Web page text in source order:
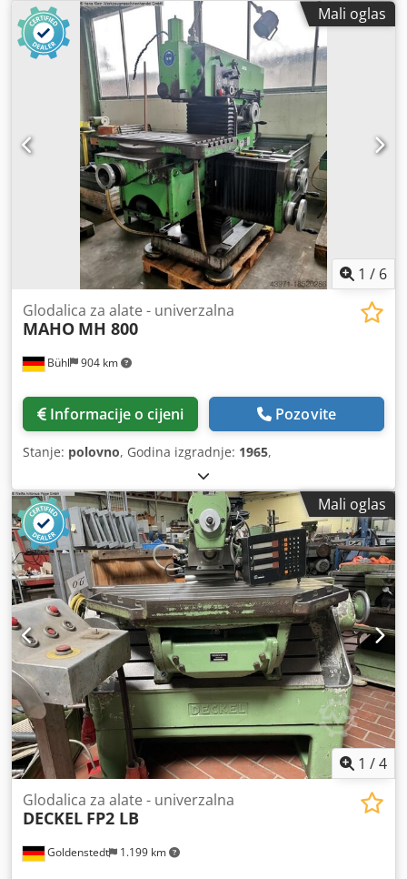
Mali oglas
1 / 6
Bühl 904 km
Glodalica za alate - univerzalna
MAHO MH 800
Informacije o cijeni Pozovite
Stanje: polovno, Godina izgradnje: 1965,
Mali oglas
1 /4
Goldenstedt 1.199 km
Glodalica za alate - univerzalna
DECKEL FP2 LB